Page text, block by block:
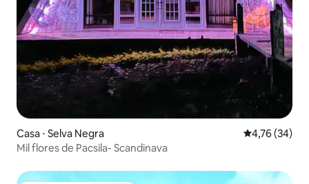
Casa ⋅ Selva Negra 4,76 de uma
4,76 (34)
Mil flores de Pacsila- Scandinava